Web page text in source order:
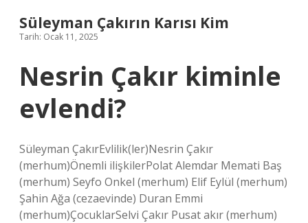
Süleyman Çakırın Karısı Kim
Tarih: Ocak 11, 2025
Nesrin Çakır kiminle
evlendi?
Süleyman ÇakırEvlilik(ler)Nesrin Çakır
(merhum)Önemli ilişkilerPolat Alemdar Memati Baş
(merhum) Seyfo Onkel (merhum) Elif Eylül (merhum)
Şahin Ağa (cezaevinde) Duran Emmi
(merhum)ÇocuklarSelvi Çakır Pusat akır (merhum)